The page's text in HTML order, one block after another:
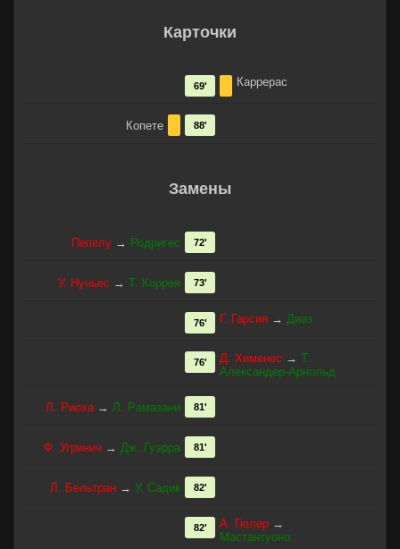
Карточки
Каррерас
69'
Копете 88'
Замены
Пепелу → Родригес 72'
У. Нуньес → Т. Коррея 73'
Г. Гарсия → Диаз
76'
Д. Хименес → Т.
Александер-Арнольд
76'
Л. Риоха→ Л. Рамазани 81'
Ф. Угринич → Дж. Гуэрра 81'
Л. Бельтран → У. Садик 82'
А. Гюлер →
Мастантуоно
82'